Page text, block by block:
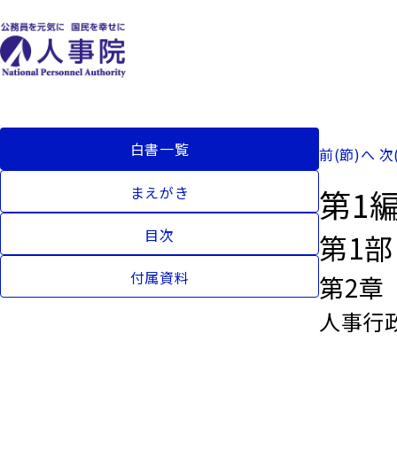
白書一覧
まえがき
目次
付属資料
前(節)へ
第1
第1
第2
人事